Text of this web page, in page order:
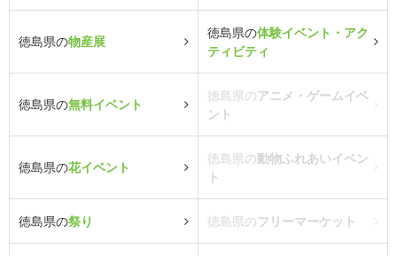
徳島県の物産展
徳島県の体験イベント・アク
ティビティ
徳島県の無料イベント
徳島県のアニメ・ゲームイベ
ント
徳島県の花イベント
徳島県の動物ふれあいイベン
ト
徳島県の祭り 徳島県のフリーマーケット